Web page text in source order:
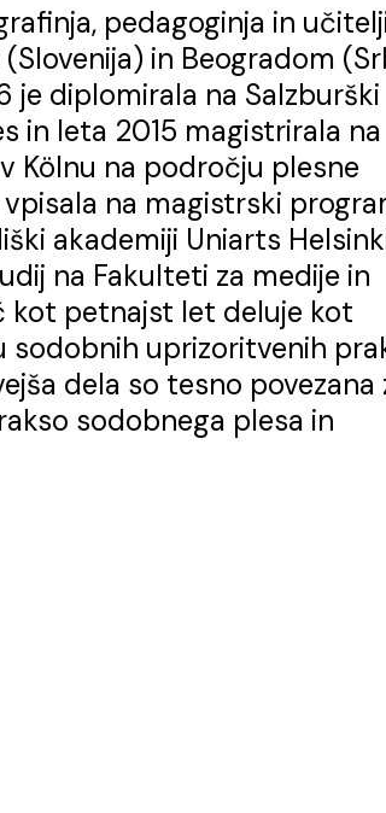
pedagoginja in
in Beogradom
je diplomirala na Salzburški
in leta 2015 magistrirala na
Kölnu na področju plesne
na magistrski
akademiji Uniarts
na Fakulteti za medije in
kot petnajst let deluje kot
uprizoritvenih
dela so tesno povezana
sodobnega plesa in